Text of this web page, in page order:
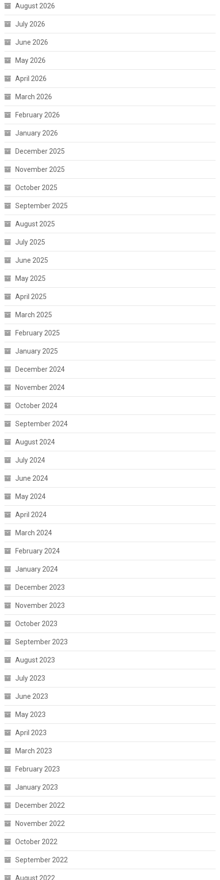
August 2026
July 2026
June 2026
May 2026
April 2026
March 2026
February 2026
January 2026
December 2025
November 2025
October 2025
September 2025
August 2025
July 2025
June 2025
May 2025
April 2025
March 2025
February 2025
January 2025
December 2024
November 2024
October 2024
September 2024
August 2024
July 2024
June 2024
May 2024
April 2024
March 2024
February 2024
January 2024
December 2023
November 2023
October 2023
September 2023
August 2023
July 2023
June 2023
May 2023
April 2023
March 2023
February 2023
January 2023
December 2022
November 2022
October 2022
September 2022
August 2022